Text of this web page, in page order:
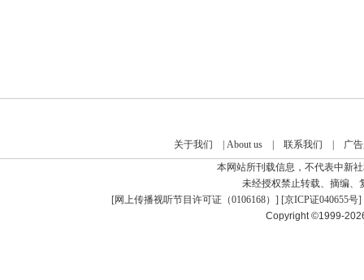
关于我们 About us| 联系我们
广
本网站所刊载信息，不代表中新
未经授权禁止转载、摘编、
[网上传播视听节目许可证（0106168） ] [京ICP证040655号]
Copyright ©1999-